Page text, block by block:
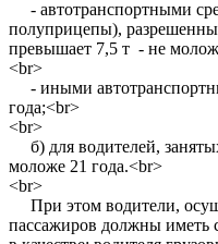
- автотранспортными
полуприцепы),
превышает 7,5 т - не
<br>
- иными
года;<br>
<br>
б) для водителей,
моложе 21 года.<br>
<br>
При этом водители,
пассажиров должны иметь